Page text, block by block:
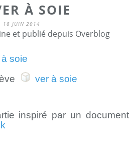
À SOIE
18 JUIN 2014
et publié depuis Overblog
soie
ver à soie
inspiré par un document